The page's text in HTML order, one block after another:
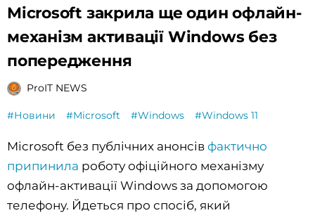
Microsoft закрила ще один офлайн-
механізм активації Windows без
попередження
ProIT NEWS
#Новини #Microsoft #Windows #Windows 11
Microsoft без публічних анонсів фактично
припинила роботу офіційного механізму
офлайн-активації Windows за допомогою
телефону. Йдеться про спосіб, який